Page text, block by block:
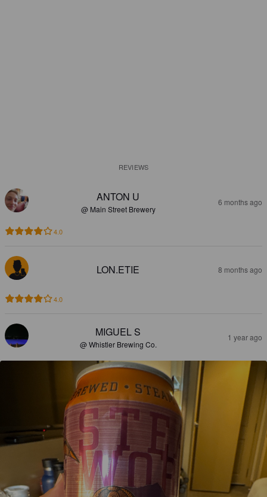
REVIEWS
ANTON U
@ Main Street Brewery
6 months ago
4.0
LON.ETIE 8 months ago
4.0
MIGUEL S
@ Whistler Brewing Co.
1 year ago